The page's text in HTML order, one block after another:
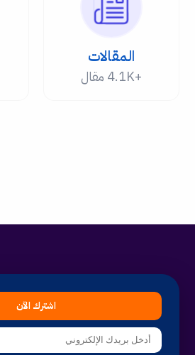
المقالات
+4.1K مقال
اشترك الآن